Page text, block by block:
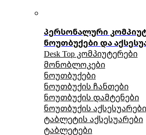
პერსონალური
ნოუთბუქები და
Desk Top კომპიუტერები
მონობლოკები
ნოუთბუქები
ნოუთბუქის ჩანთები
ნოუთბუქის დამტენები
ნოუთბუქის აქსესუარები
ტაბლეტის აქსესუარები
ტაბლეტები